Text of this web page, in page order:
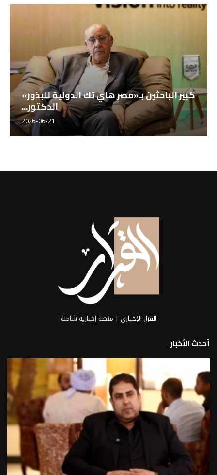
كبير الباحثين بـ«مصر هاي تك الدولية للبذور»
الدكتور...
2026-06-21
القرار الإخباري | منصة إخبارية شاملة
أحدث الأخبار